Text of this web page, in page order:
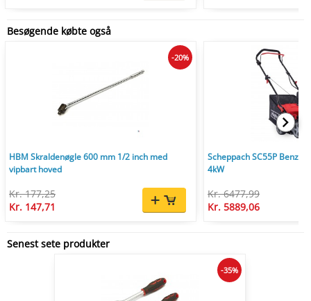
Besøgende købte også
HBM Skraldenøgle 600 mm 1/2 inch med
vipbart hoved
Kr. 177,25
Kr. 147,71
-20%
Scheppach SC55P
4kW
Kr. 6477,99
Kr. 5889,06
Senest sete produkter
-35%